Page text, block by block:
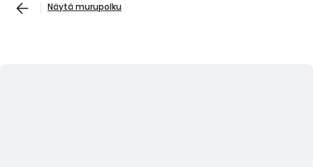
Näytä murupolku